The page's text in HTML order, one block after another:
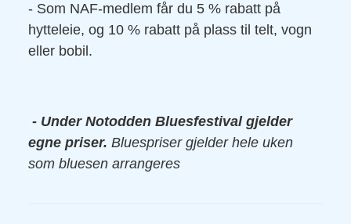
- Som NAF-medlem får du 5 % rabatt på
hytteleie, og 10 % rabatt på plass til telt, vogn
eller bobil.
- Under Notodden Bluesfestival gjelder
egne priser. Bluespriser gjelder hele uken
som bluesen arrangeres